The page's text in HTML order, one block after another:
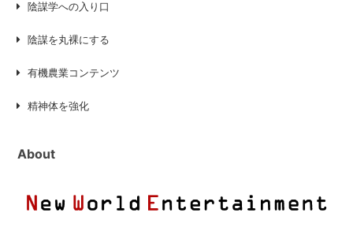
陰謀学への入り口
陰謀を丸裸にする
有機農業コンテンツ
精神体を強化
About